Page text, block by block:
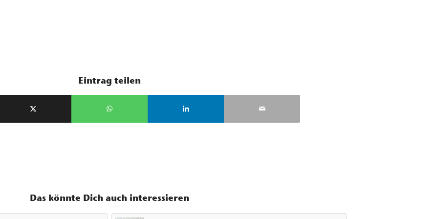
Eintrag teilen
Das könnte Dich auch interessieren